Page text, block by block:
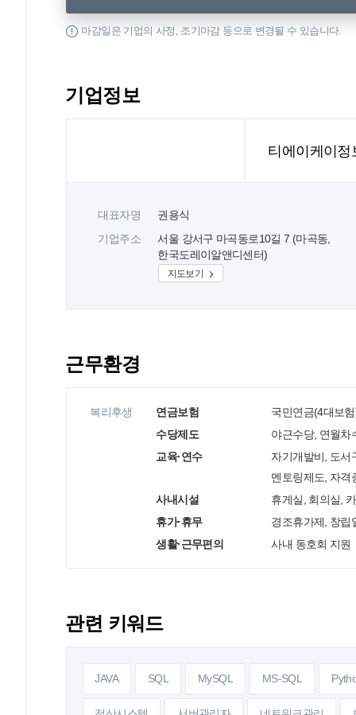
마감일은 기업의 사정, 조기마감 등으로 변경될 수 있습니다.
기업정보
티에이케이정
대표자명
권용식
기업주소
서울 강서구 마곡동로10길 7 (마곡동,
한국도레이알앤디센터)
지도보기
근무환경
복리후생 연금보험
국민연금(4대보
수당제도
야근수당, 연월차
교육·연수
자기개발비, 도서
멘토링제도, 자격
사내시설
휴게실, 회의실,
휴가·휴무
경조휴가제, 창립
생활·근무편의
사내 동호회 지원
관련 키워드
JAVA SQL MySQL MS-SQL